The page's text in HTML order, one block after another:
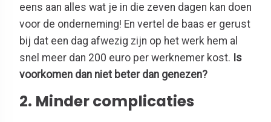
eens aan alles wat je in die zeven dagen kan doen
voor de onderneming! En vertel de baas er gerust
bij dat een dag afwezig zijn op het werk hem al
snel meer dan 200 euro per werknemer kost. Is
voorkomen dan niet beter dan genezen?
2. Minder complicaties